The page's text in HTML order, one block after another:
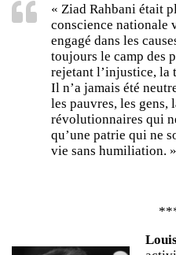
« Ziad Rahbani était
conscience nationale
engagé dans les
toujours le camp des
rejetant l’injustice,
Il n’a jamais été
les pauvres, les gens,
révolutionnaires qui
qu’une patrie qui ne
vie sans humiliation. »